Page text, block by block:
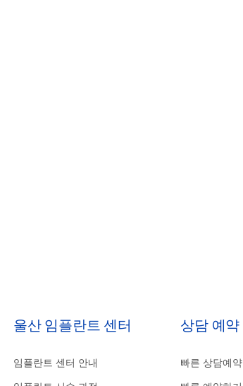
울산 임플란트 센터
임플란트 센터 안내
상담 예약
빠른 상담예약